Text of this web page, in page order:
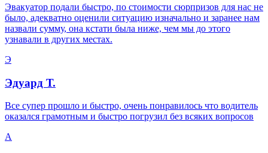
Эвакуатор подали быстро, по стоимости сюрпризов для нас не
было, адекватно оценили ситуацию изначально и заранее нам
назвали сумму, она кстати была ниже, чем мы до этого
узнавали в других местах.
Э
Эдуард Т.
Все супер прошло и быстро, очень понравилось что водитель
оказался грамотным и быстро погрузил без всяких вопросов
А